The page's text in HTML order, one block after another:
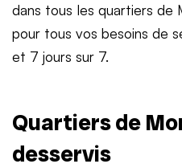
dans tous les quartiers de
pour tous vos besoins de
et 7 jours sur 7.
Quartiers de
desservis